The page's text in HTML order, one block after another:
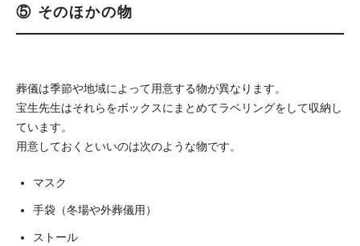
⑤ そのほかの物
葬儀は季節や地域によって用意する物が異なります。
宝生先生はそれらをボックスにまとめてラベリングをして収納し
ています。
用意しておくといいのは次のような物です。
マスク
手袋（冬場や外葬儀用）
ストール